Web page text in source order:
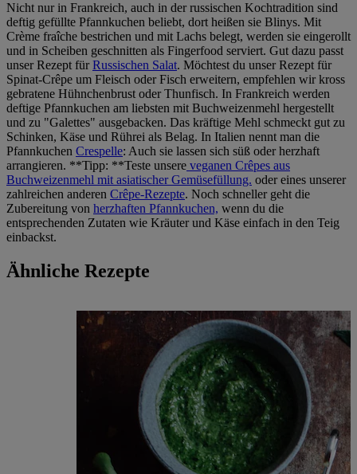
Nicht nur in Frankreich, auch in der russischen Kochtradition sind
deftig gefüllte Pfannkuchen beliebt, dort heißen sie Blinys. Mit
Crème fraîche bestrichen und mit Lachs belegt, werden sie eingerollt
und in Scheiben geschnitten als Fingerfood serviert. Gut dazu passt
unser Rezept fürRussischen Salat. Möchtest du unser Rezept für
Spinat-Crêpe um Fleisch oder Fisch erweitern, empfehlen wir kross
gebratene Hühnchenbrust oder Thunfisch. In Frankreich werden
deftige Pfannkuchen am liebsten mit Buchweizenmehl hergestellt
und zu "Galettes" ausgebacken. Das kräftige Mehl schmeckt gut zu
Schinken, Käse und Rührei als Belag. In Italien nennt man die
Pfannkuchen Crespelle: Auch sie lassen sich süß oder herzhaft
arrangieren. **Tipp: **Teste unsere veganen Crêpes aus
Buchweizenmehl mit asiatischer Gemüsefüllung. oder eines unserer
zahlreichen anderen Crêpe-Rezepte. Noch schneller geht die
Zubereitung von herzhaften Pfannkuchen, wenn du die
entsprechenden Zutaten wie Kräuter und Käse einfach in den Teig
einbackst.
Ähnliche Rezepte